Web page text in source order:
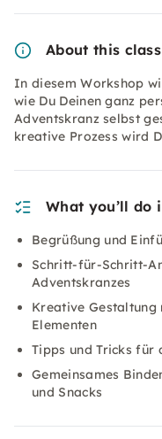
About this class
In diesem Workshop
wie Du Deinen ganz
Adventskranz selbst
kreative Prozess wird
What you’ll do
Begrüßung und
Schritt-für-Schritt-
Adventskranzes
Kreative Gestaltung
Elementen
Tipps und Tricks für
Gemeinsames
und Snacks